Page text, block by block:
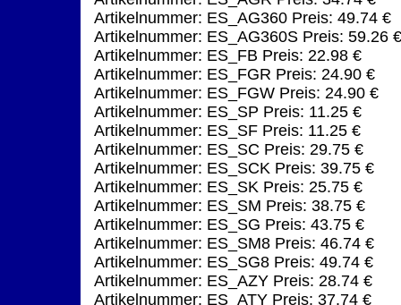
Artikelnummer: ES_AG360 Preis: 49.74 €
Artikelnummer: ES_AG360S Preis: 59.26 €
Artikelnummer: ES_FB Preis: 22.98 €
Artikelnummer: ES_FGR Preis: 24.90 €
Artikelnummer: ES_FGW Preis: 24.90 €
Artikelnummer: ES_SP Preis: 11.25 €
Artikelnummer: ES_SF Preis: 11.25 €
Artikelnummer: ES_SC Preis: 29.75 €
Artikelnummer: ES_SCK Preis: 39.75 €
Artikelnummer: ES_SK Preis: 25.75 €
Artikelnummer: ES_SM Preis: 38.75 €
Artikelnummer: ES_SG Preis: 43.75 €
Artikelnummer: ES_SM8 Preis: 46.74 €
Artikelnummer: ES_SG8 Preis: 49.74 €
Artikelnummer: ES_AZY Preis: 28.74 €
Artikelnummer: ES_ATY Preis: 37.74 €